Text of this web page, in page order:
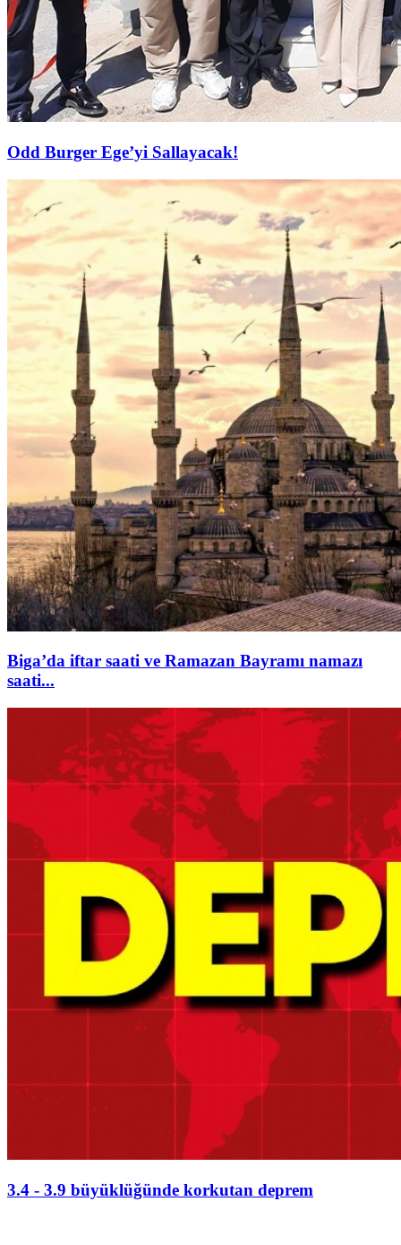
Odd Burger Ege’yi Sallayacak!
Biga’da iftar saati ve Ramazan Bayramı namazı
saati...
3.4 - 3.9 büyüklüğünde korkutan deprem